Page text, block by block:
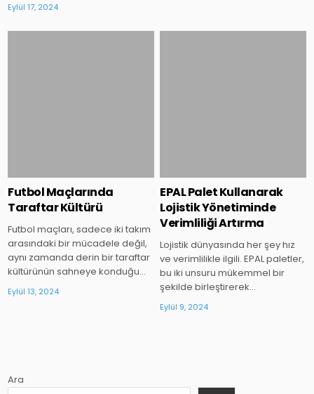
Eylül 17, 2024
Futbol Maçlarında
Taraftar Kültürü
Futbol maçları, sadece iki takım
arasındaki bir mücadele değil,
aynı zamanda derin bir taraftar
kültürünün sahneye konduğu…
Eylül 13, 2024
EPAL Palet Kullanarak
Lojistik Yönetiminde
Verimliliği Artırma
Lojistik dünyasında her şey hız
ve verimlilikle ilgili. EPAL paletler,
bu iki unsuru mükemmel bir
şekilde birleştirerek…
Eylül 9, 2024
Ara